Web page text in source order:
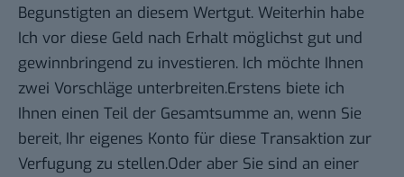
Begunstigten an diesem Wertgut. Weiterhin habe
Ich vor diese Geld nach Erhalt möglichst gut und
gewinnbringend zu investieren. Ich möchte Ihnen
zwei Vorschläge unterbreiten.Erstens biete ich
Ihnen einen Teil der Gesamtsumme an, wenn Sie
bereit, Ihr eigenes Konto für diese Transaktion zur
Verfugung zu stellen.Oder aber Sie sind an einer